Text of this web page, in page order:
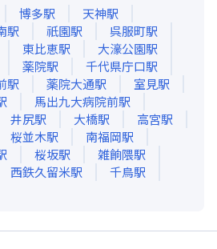
博多駅 天神駅
駅 祇園駅 呉服町駅
東比恵駅 大濠公園駅
薬院駅 千代県庁口駅
駅 薬院大通駅 室見駅
馬出九大病院前駅
井尻駅 大橋駅 高宮駅
桜並木駅 南福岡駅
桜坂駅 雑餉隈駅
西鉄久留米駅 千鳥駅